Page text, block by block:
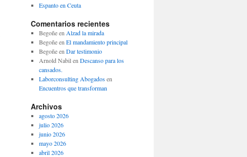
Espanto en Ceuta
Comentarios recientes
Begoñeen Alzad la mirada
Begoñeen El mandamiento principal
Begoñeen Dar testimonio
Arnold Nabilen Descanso para los
cansados.
Laborconsulting Abogadosen
Encuentros que transforman
Archivos
agosto 2026
julio 2026
junio 2026
mayo 2026
abril 2026